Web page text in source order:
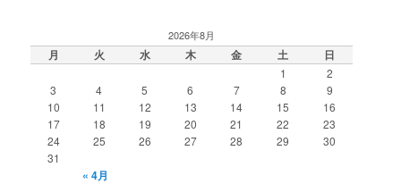
2026年8月
月 火 水 木 金 土 日
1
2
3
4 5 6 7 8
9
10
11 12 13 14 15
16
17
18 19 20 21 22
23
24
25 26 27 28 29
30
31
« 4月